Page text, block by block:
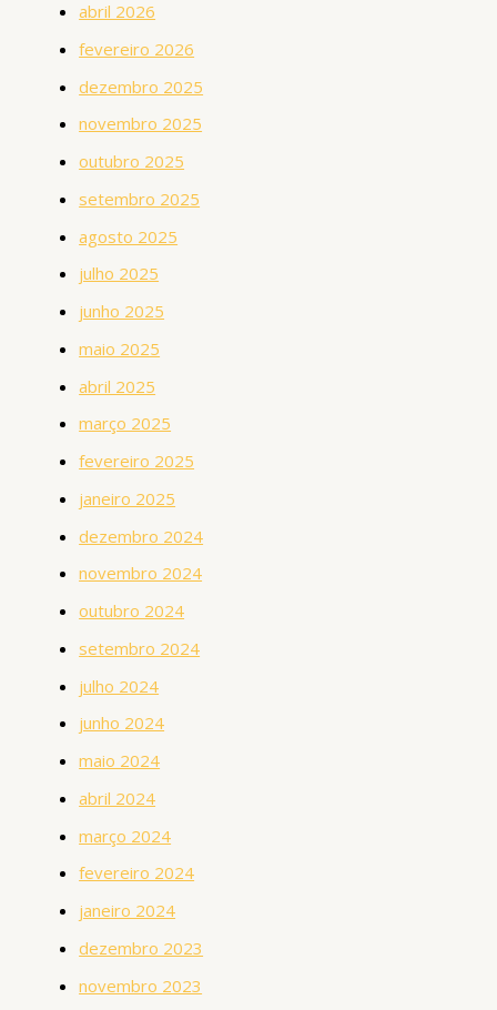
abril 2026
fevereiro 2026
dezembro 2025
novembro 2025
outubro 2025
setembro 2025
agosto 2025
julho 2025
junho 2025
maio 2025
abril 2025
março 2025
fevereiro 2025
janeiro 2025
dezembro 2024
novembro 2024
outubro 2024
setembro 2024
julho 2024
junho 2024
maio 2024
abril 2024
março 2024
fevereiro 2024
janeiro 2024
dezembro 2023
novembro 2023